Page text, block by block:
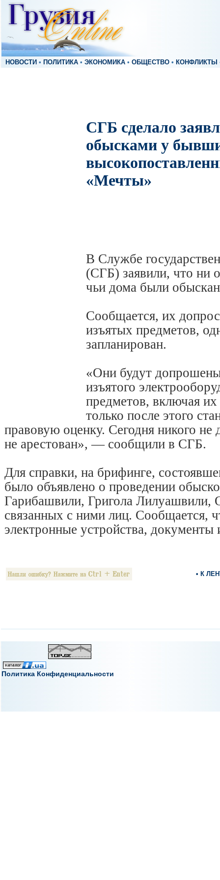
НОВОСТИ • ПОЛИТИКА • ЭКОНОМИКА • ОБЩЕСТВО • КОНФЛИКТЫ
СГБ сделало
обысками у
«Мечты»
В Службе
(СГБ) заявили, что ни
чьи дома были
Сообщается, их
изъятых предметов,
запланирован.
«Они будут
изъятого
предметов, включая
только после этого
правовую оценку. Сегодня никого
не арестован», — сообщили в СГБ.
Для справки, на брифинге,
было объявлено о проведении
Гарибашвили, Григола Лилуашвили,
связанных с ними лиц. Сообщается,
электронные устройства, документы
• К
Политика Конфиденциальности